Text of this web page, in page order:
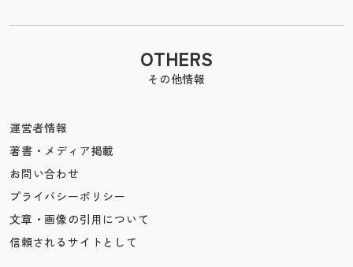
OTHERS
その他情報
運営者情報
著書・メディア掲載
お問い合わせ
プライバシーポリシー
文章・画像の引用について
信頼されるサイトとして